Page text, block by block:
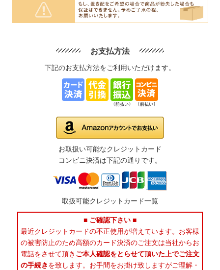
お支払方法
下記のお支払方法をご利用いただけます。
お取扱い可能なクレジットカード
コンビニ決済は下記の通りです。
取扱可能クレジットカード一覧
■ ご確認下さい ■
最近クレジットカードの不正使用が増えています。お客様
の被害防止のため高額のカード決済のご注文は当社からお
電話をさせて頂き ご本人確認をとらせて頂いた上でご注文
の手続きを致します。お手間をお掛け致しますがご理解・